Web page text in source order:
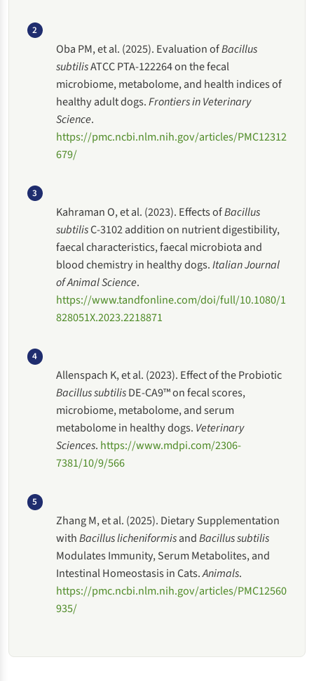
2
Oba PM, et al. (2025). Evaluation ofBacillus
subtilisATCC PTA-122264 on the fecal
microbiome, metabolome, and health indices of
healthy adult dogs.Frontiers in Veterinary
Science.
https://pmc.ncbi.nlm.nih.gov/articles/PMC12312
679/
3
Kahraman O, et al. (2023). Effects ofBacillus
subtilisC-3102 addition on nutrient digestibility,
faecal characteristics, faecal microbiota and
blood chemistry in healthy dogs.Italian Journal
of Animal Science.
https://www.tandfonline.com/doi/full/10.1080/1
828051X.2023.2218871
4
Allenspach K, et al. (2023). Effect of the Probiotic
Bacillus subtilisDE-CA9™ on fecal scores,
microbiome, metabolome, and serum
metabolome in healthy dogs. Veterinary
Sciences. https://www.mdpi.com/2306-
7381/10/9/566
5
Zhang M, et al. (2025). Dietary Supplementation
withBacillus licheniformisandBacillus subtilis
Modulates Immunity, Serum Metabolites, and
Intestinal Homeostasis in Cats.Animals.
https://pmc.ncbi.nlm.nih.gov/articles/PMC12560
935/